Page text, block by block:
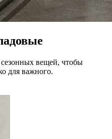
вещей, чтобы
для важного.